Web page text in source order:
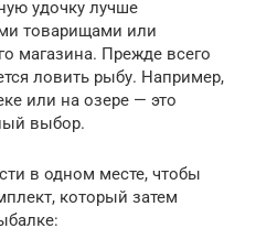
удочку лучше
товарищами или
магазина. Прежде всего
ловить рыбу. Например,
или на озере — это
выбор.
в одном месте, чтобы
который затем